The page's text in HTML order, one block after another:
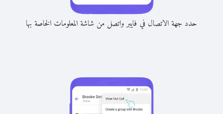
حدد جهة الاتصال في فايبر واتصل من شاشة المعلومات الخاصة بها